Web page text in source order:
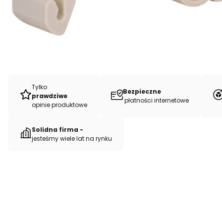
Tylko
prawdziwe
opinie produktowe
Bezpieczne
płatności internetowe
Solidna firma -
jesteśmy wiele lat na rynku